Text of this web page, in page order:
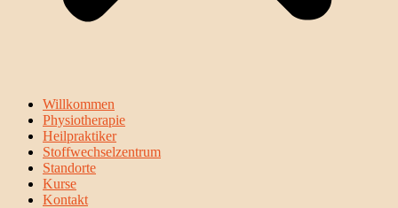
Willkommen
Physiotherapie
Heilpraktiker
Stoffwechselzentrum
Standorte
Kurse
Kontakt